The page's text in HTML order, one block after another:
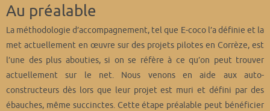
Au préalable
La méthodologie d’accompagnement, tel que E-coco l’a définie et la
met actuellement en œuvre sur des projets pilotes en Corrèze, est
l’une des plus abouties, si on se réfère à ce qu’on peut trouver
actuellement sur le net. Nous venons en aide aux auto-
constructeurs dès lors que leur projet est muri et défini par des
ébauches, même succinctes. Cette étape préalable peut bénéficier